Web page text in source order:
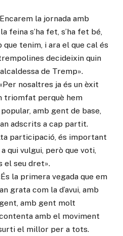
la jornada amb
feina s’ha fet, s’ha fet bé,
tenim, i ara el que cal és
decideixin quin
de Tremp».
nosaltres ja és un èxit
triomfat perquè hem
amb gent de base,
adscrits a cap partit.
participació, és important
qui vulgui, però que voti,
el seu dret».
la primera vegada que em
grata com la d’avui, amb
amb gent molt
amb el moviment
el millor per a tots.